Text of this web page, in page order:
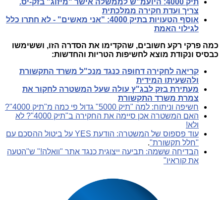
צריך ועדת חקירה ממלכתית
אוסף הטעויות בתיק 4000: "אני מאשים" - לא חתרו כלל
לגילוי האמת
כמה פרקי רקע חשובים, שהקדימו את הסדרה הזו, וששימשו
כבסיס ונקודת מוצא לחשיפות הטריות והחדשות:
קריאה לחקירה דחופה כנגד מנכ"ל משרד התקשורת
ולהשעיתו המידית
מעתירת בזק לבג"ץ עולה שעל המשטרה לחקור את
צמרת משרד התקשורת
חשיפה וניתוח: למה "תיק 5000" גדול פי כמה מ"תיק 4000"?
האם המשטרה אכן סיימה את החקירה ב"תיק 4000"? לא
ולא!
עוד פספוס של המשטרה: הודעת YES על ביטול ההסכם עם
"חלל תקשורת".
הבדיחה ששמה: תביעה ייצוגית כנגד אתר "וואלה!" ש"הטעה
את קוראיו"